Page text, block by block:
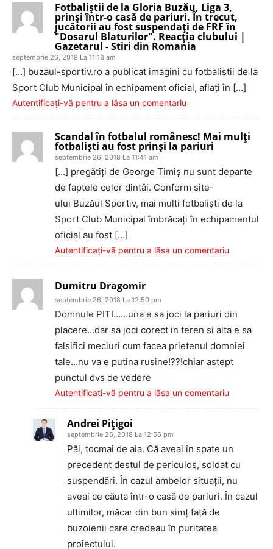
Fotbaliștii de la Gloria Buzău, Liga 3,
prinși într-o casă de pariuri. În trecut,
jucătorii au fost suspendați de FRF în
"Dosarul Blaturilor". Reacția clubului |
Gazetarul - Stiri din Romania
septembrie 26, 2018 La 11:18 am
[…] buzaul-sportiv.ro a publicat imagini cu fotbaliştii de la
Sport Club Municipal în echipament oficial, aflați în […]
Autentificați-vă pentru a lăsa un comentariu
Scandal în fotbalul românesc! Mai mulți
fotbaliști au fost prinși la pariuri
septembrie 26, 2018 La 11:41 am
[…] pregătiţi de George Timiş nu sunt departe
de faptele celor dintâi. Conform site-
ului Buzăul Sportiv, mai multi fotbalişti de la
Sport Club Municipal îmbrăcați în echipamentul
oficial au fost […]
Autentificați-vă pentru a lăsa un comentariu
Dumitru Dragomir
septembrie 26, 2018 La 12:50 pm
Domnule PITI……una e sa joci la pariuri din
placere…dar sa joci corect in teren si alta e sa
falsifici meciuri cum facea prietenul domniei
tale…nu va e putina rusine!??!chiar astept
punctul dvs de vedere
Autentificați-vă pentru a lăsa un comentariu
Andrei Piţigoi
septembrie 26, 2018 La 12:56 pm
Păi, tocmai de aia. Că aveai în spate un
precedent destul de periculos, soldat cu
suspendări. În cazul ambelor situaţii, nu
aveai ce căuta într-o casă de pariuri. În cazul
ultimilor, măcar din bun simţ faţă de
buzoienii care credeau în puritatea
proiectului.